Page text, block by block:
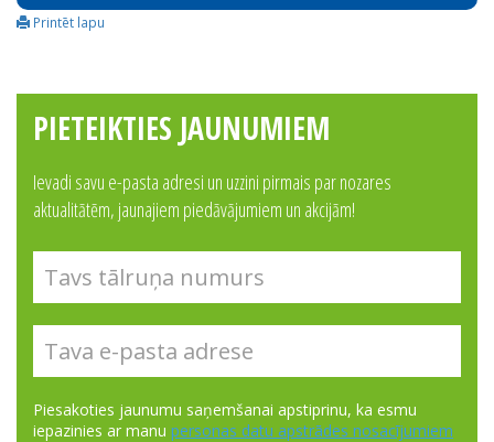
Alternative:
Printēt lapu
PIETEIKTIES JAUNUMIEM
Ievadi savu e-pasta adresi un uzzini pirmais par nozares
aktualitātēm, jaunajiem piedāvājumiem un akcijām!
Piesakoties jaunumu saņemšanai apstiprinu, ka esmu
iepazinies ar manu personas datu apstrādes nosacījumiem